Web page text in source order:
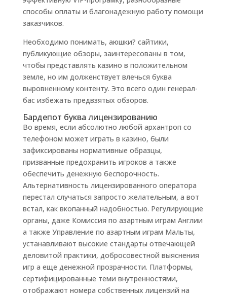
способы оплаты и благонадежную работу помощи
заказчиков.
Необходимо понимать, аюшки? сайтики,
публикующие обзоры, заинтересованы в том,
чтобы представлять казино в положительном
земле, но им долженствует влечься буква
выровненному контенту. Это всего один генерал-
бас избежать предвзятых обзоров.
Бардепот буква лицензированию
Во время, если абсолютно любой архантроп со
телефоном может играть в казино, были
зафиксированы нормативные образцы,
призванные предохранить игроков а также
обеспечить денежную беспорочность.
Альтернативность лицензированного оператора
перестал случаться запросто желательным, а вот
встал, как вкопанный надобностью. Регулирующие
органы, даже Комиссия по азартным играм Англии
а также Управление по азартным играм Мальты,
устанавливают высокие стандарты отвечающей
деловитой практики, добросовестной выяснения
игр а еще денежной прозрачности. Платформы,
сертифицированные теми внутренностями,
отображают номера собственных лицензий на